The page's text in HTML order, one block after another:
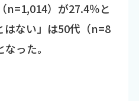
n=1,014）が27.4％と
はない」は50代（n=8
った。